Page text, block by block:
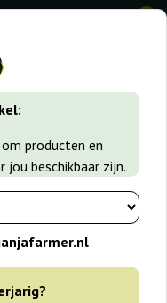
producten en
jou beschikbaar zijn.
0
Trainwreck Trainwreck